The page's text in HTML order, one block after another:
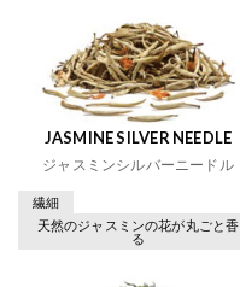
JASMINE SILVER NEEDLE
ジャスミンシルバーニードル
繊細
天然のジャスミンの花が丸ごと香
る